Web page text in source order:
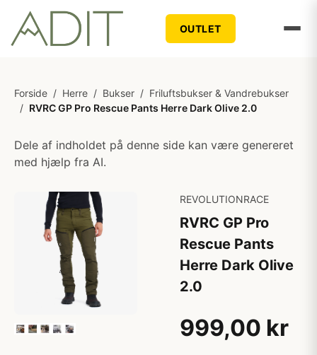
OUTLET
Forside / Herre / Bukser / Friluftsbukser & Vandrebukser
/ RVRC GP Pro Rescue Pants Herre Dark Olive 2.0
Dele af indholdet på denne side kan være genereret
med hjælp fra AI.
REVOLUTIONRACE
RVRC GP Pro
Rescue Pants
Herre Dark Olive
2.0
999,00 kr